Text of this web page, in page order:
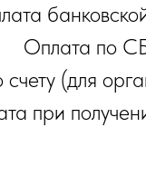
Оплата по
счету (для
при